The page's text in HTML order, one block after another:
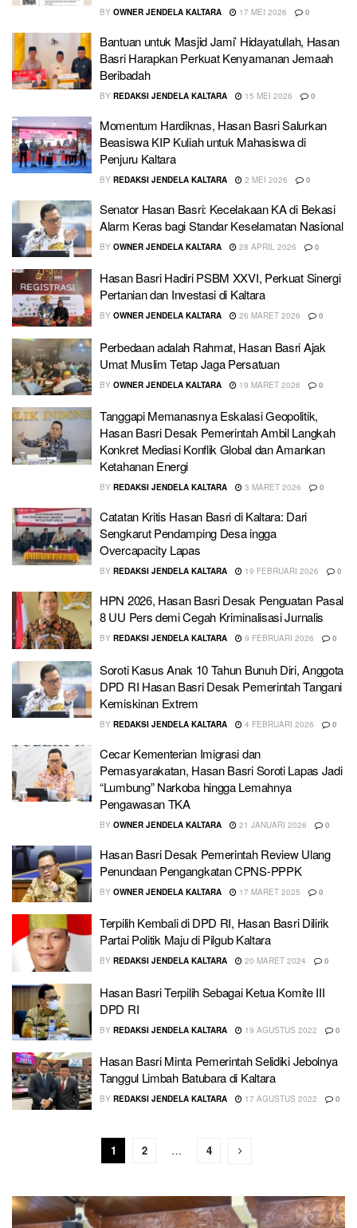
BY OWNER JENDELA KALTARA 17 MEI 2026 0
Bantuan untuk Masjid Jami’ Hidayatullah, Hasan
Basri Harapkan Perkuat Kenyamanan Jemaah
Beribadah
BY REDAKSI JENDELA KALTARA 15 MEI 2026 0
Momentum Hardiknas, Hasan Basri Salurkan
Beasiswa KIP Kuliah untuk Mahasiswa di
Penjuru Kaltara
BY REDAKSI JENDELA KALTARA 2 MEI 2026 0
Senator Hasan Basri: Kecelakaan KA di Bekasi
Alarm Keras bagi Standar Keselamatan Nasional
BY OWNER JENDELA KALTARA 28 APRIL 2026 0
Hasan Basri Hadiri PSBM XXVI, Perkuat Sinergi
Pertanian dan Investasi di Kaltara
BY OWNER JENDELA KALTARA 26 MARET 2026 0
Perbedaan adalah Rahmat, Hasan Basri Ajak
Umat Muslim Tetap Jaga Persatuan
BY OWNER JENDELA KALTARA 19 MARET 2026 0
Tanggapi Memanasnya Eskalasi Geopolitik,
Hasan Basri Desak Pemerintah Ambil Langkah
Konkret Mediasi Konflik Global dan Amankan
Ketahanan Energi
BY REDAKSI JENDELA KALTARA 3 MARET 2026 0
Catatan Kritis Hasan Basri di Kaltara: Dari
Sengkarut Pendamping Desa ingga
Overcapacity Lapas
BY REDAKSI JENDELA KALTARA 19 FEBRUARI 2026 0
HPN 2026, Hasan Basri Desak Penguatan Pasal
8 UU Pers demi Cegah Kriminalisasi Jurnalis
BY REDAKSI JENDELA KALTARA 9 FEBRUARI 2026 0
Soroti Kasus Anak 10 Tahun Bunuh Diri, Anggota
DPD RI Hasan Basri Desak Pemerintah Tangani
Kemiskinan Extrem
BY REDAKSI JENDELA KALTARA 4 FEBRUARI 2026 0
Cecar Kementerian Imigrasi dan
Pemasyarakatan, Hasan Basri Soroti Lapas Jadi
“Lumbung” Narkoba hingga Lemahnya
Pengawasan TKA
BY OWNER JENDELA KALTARA 21 JANUARI 2026 0
Hasan Basri Desak Pemerintah Review Ulang
Penundaan Pengangkatan CPNS-PPPK
BY OWNER JENDELA KALTARA 17 MARET 2025 0
Terpilih Kembali di DPD RI, Hasan Basri Dilirik
Partai Politik Maju di Pilgub Kaltara
BY REDAKSI JENDELA KALTARA 20 MARET 2024 0
Hasan Basri Terpilih Sebagai Ketua Komite III
DPD RI
BY REDAKSI JENDELA KALTARA 19 AGUSTUS 2022 0
Hasan Basri Minta Pemerintah Selidiki Jebolnya
Tanggul Limbah Batubara di Kaltara
BY REDAKSI JENDELA KALTARA 17 AGUSTUS 2022 0
1 2 … 4